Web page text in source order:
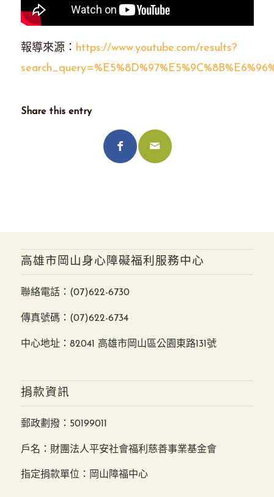
報導來源： https://www.youtube.com/results?
Share this entry
高雄市岡山身心障礙福利服務中心
聯絡電話： (07)622-6730
傳真號碼：(07)622-6734
中心地址：82041 高雄市岡山區公園東路131號
捐款資訊
郵政劃撥：50199011
戶名：財團法人平安社會福利慈善事業基金會
指定捐款單位：岡山障福中心